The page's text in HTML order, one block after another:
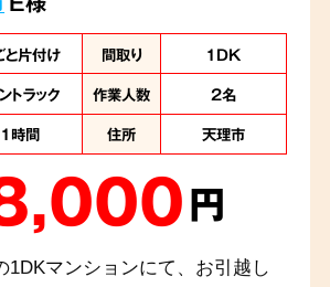
と片付け 間取り
1DK
トラック 作業人数
2名
1時間 住所 天理市
円
1DKマンションにて、お引越し